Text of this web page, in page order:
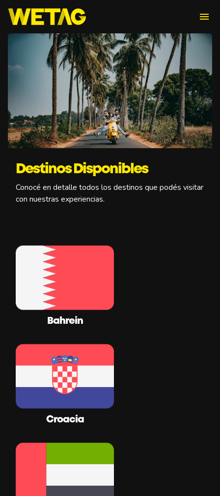
menu
Destinos Disponibles
Conocé en detalle todos los destinos que podés visitar
con nuestras experiencias.
Bahrein
Croacia